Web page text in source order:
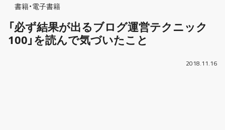
Breadcrumb
書籍・電子書籍
「必ず結果が出るブログ運営テクニック
100」を読んで気づいたこと
2018.11.16